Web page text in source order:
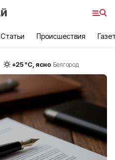
Статьи Происшествия
+25°С, ясно Белгород